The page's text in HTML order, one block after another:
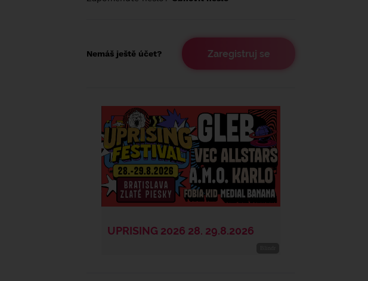
Nemáš ještě účet? Zaregistruj se